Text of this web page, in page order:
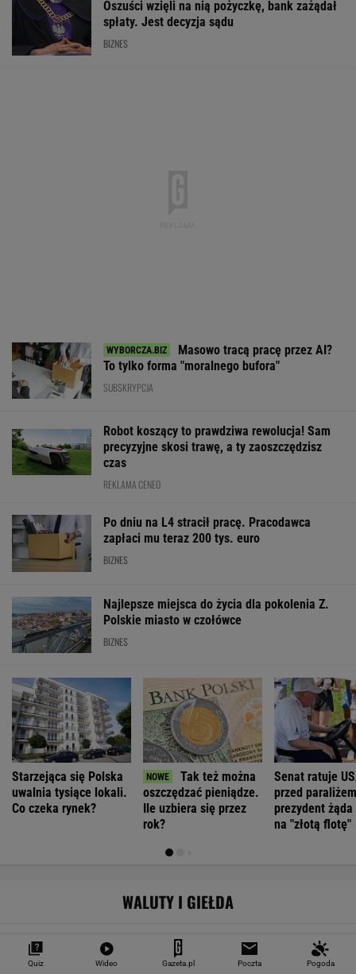
Oszuści wzięli na nią pożyczkę, bank zażądał
spłaty. Jest decyzja sądu
BIZNES
Masowo tracą pracę przez AI?
To tylko forma "moralnego bufora"
SUBSKRYPCJA
Robot koszący to prawdziwa rewolucja! Sam
precyzyjne skosi trawę, a ty zaoszczędzisz
czas
REKLAMA CENEO
Po dniu na L4 stracił pracę. Pracodawca
zapłaci mu teraz 200 tys. euro
BIZNES
Najlepsze miejsca do życia dla pokolenia Z.
Polskie miasto w czołówce
BIZNES
Starzejąca się Polska
uwalnia tysiące lokali.
Co czeka rynek?
Tak też można
oszczędzać pieniądze.
Ile uzbiera się przez
rok?
Senat ratuje
przed
prezydent żąda
na "złotą flotę"
WALUTY I GIEŁDA
EUR
4,2983
USD
3,7187
4,6027
5,0166
151 782,92
Quiz Wideo Gazeta.pl Poczta Pogoda